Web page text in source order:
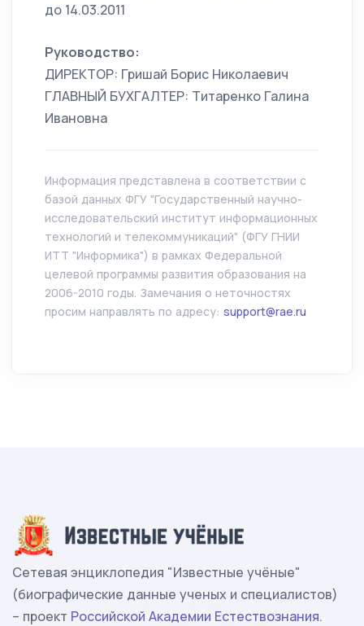
до 14.03.2011
Руководство:
ДИРЕКТОР: Гришай Борис Николаевич
ГЛАВНЫЙ БУХГАЛТЕР: Титаренко Галина
Ивановна
Информация представлена в соответствии с
базой данных ФГУ "Государственный научно-
исследовательский институт информационных
технологий и телекоммуникаций" (ФГУ ГНИИ
ИТТ "Информика") в рамках Федеральной
целевой программы развития образования на
2006-2010 годы. Замечания о неточностях
просим направлять по адресу: support@rae.ru
Сетевая энциклопедия "Известные учёные"
(биографические данные ученых и специалистов)
– проект Российской Академии Естествознания.